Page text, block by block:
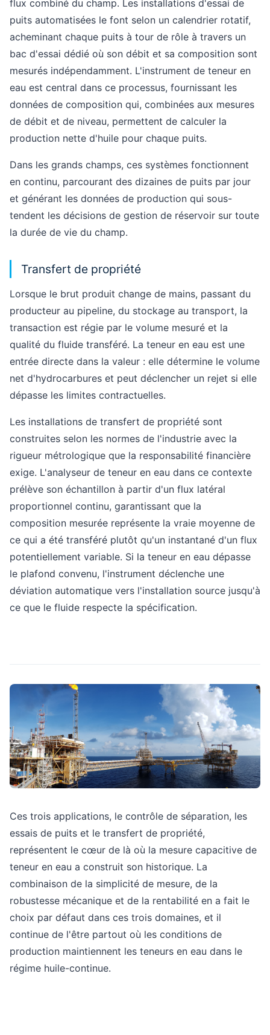
flux combiné du champ. Les installations d'essai de
puits automatisées le font selon un calendrier rotatif,
acheminant chaque puits à tour de rôle à travers un
bac d'essai dédié où son débit et sa composition sont
mesurés indépendamment. L'instrument de teneur en
eau est central dans ce processus, fournissant les
données de composition qui, combinées aux mesures
de débit et de niveau, permettent de calculer la
production nette d'huile pour chaque puits.
Dans les grands champs, ces systèmes fonctionnent
en continu, parcourant des dizaines de puits par jour
et générant les données de production qui sous-
tendent les décisions de gestion de réservoir sur toute
la durée de vie du champ.
Transfert de propriété
Lorsque le brut produit change de mains, passant du
producteur au pipeline, du stockage au transport, la
transaction est régie par le volume mesuré et la
qualité du fluide transféré. La teneur en eau est une
entrée directe dans la valeur : elle détermine le volume
net d'hydrocarbures et peut déclencher un rejet si elle
dépasse les limites contractuelles.
Les installations de transfert de propriété sont
construites selon les normes de l'industrie avec la
rigueur métrologique que la responsabilité financière
exige. L'analyseur de teneur en eau dans ce contexte
prélève son échantillon à partir d'un flux latéral
proportionnel continu, garantissant que la
composition mesurée représente la vraie moyenne de
ce qui a été transféré plutôt qu'un instantané d'un flux
potentiellement variable. Si la teneur en eau dépasse
le plafond convenu, l'instrument déclenche une
déviation automatique vers l'installation source jusqu'à
ce que le fluide respecte la spécification.
Ces trois applications, le contrôle de séparation, les
essais de puits et le transfert de propriété,
représentent le cœur de là où la mesure capacitive de
teneur en eau a construit son historique. La
combinaison de la simplicité de mesure, de la
robustesse mécanique et de la rentabilité en a fait le
choix par défaut dans ces trois domaines, et il
continue de l'être partout où les conditions de
production maintiennent les teneurs en eau dans le
régime huile-continue.